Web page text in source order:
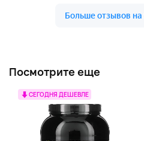
Посмотрите еще
СЕГОДНЯ ДЕШЕВЛЕ